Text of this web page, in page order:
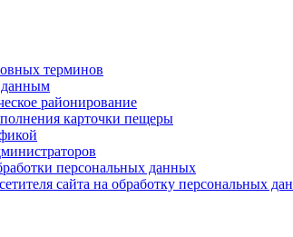
терминов
данным
районирование
карточки пещеры
персональных данных
сайта на обработку персональных